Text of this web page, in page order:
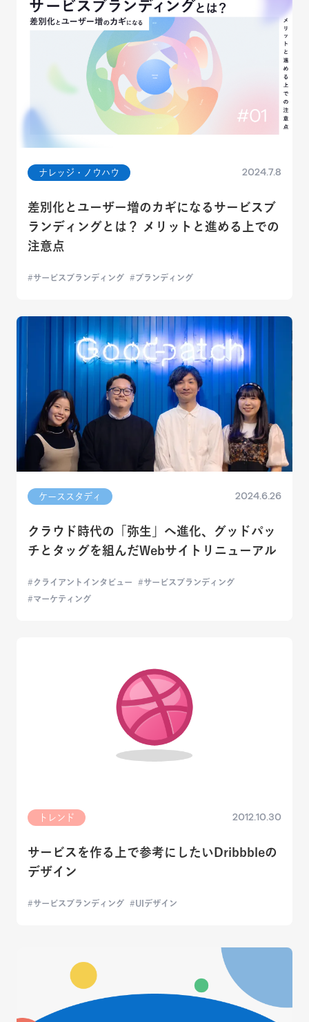
ナレッジ・ノウハウ 2024.7.8
差別化とユーザー増のカギになるサービスブ
ランディングとは？ メリットと進める上での
注意点
サービスブランディング ブランディング
ケーススタディ 2024.6.26
クラウド時代の「弥生」へ進化、グッドパッ
チとタッグを組んだWebサイトリニューアル
クライアントインタビュー
サービスブランディング
マーケティング
トレンド 2012.10.30
サービスを作る上で参考にしたいDribbbleの
デザイン
サービスブランディング UIデザイン